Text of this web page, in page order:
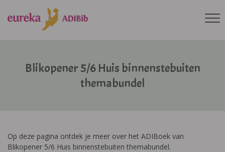
Blikopener 5/6 Huis binnenstebuiten
themabundel
Op deze pagina ontdek je meer over het ADIBoek van
Blikopener 5/6 Huis binnenstebuiten themabundel.